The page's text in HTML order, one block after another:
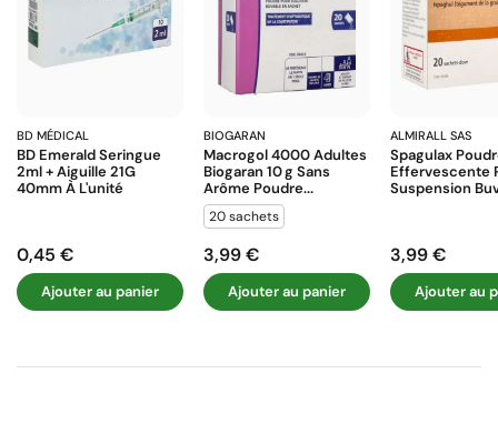
BD MÉDICAL
BD Emerald Seringue
2ml + Aiguille 21G
40mm À L'unité
Prix
0,45 €
Ajouter au panier
BIOGARAN
Macrogol 4000 Adultes
Biogaran 10 G Sans
Arôme Poudre...
20 sachets
Prix
3,99 €
Ajouter au panier
ALMIRALL SAS
Spagulax
Effervescente
Suspension
Prix
3,99 €
Ajouter au